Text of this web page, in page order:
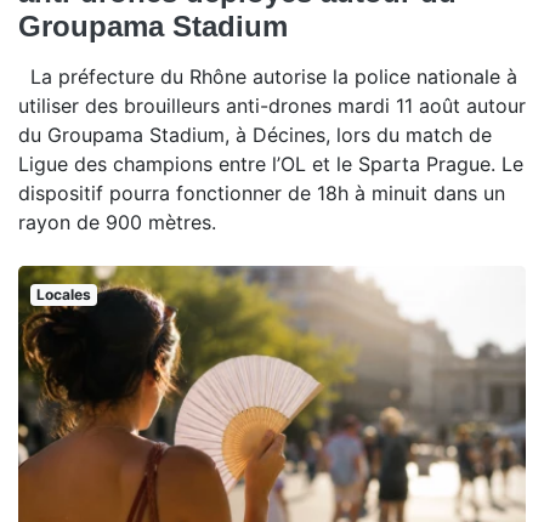
Groupama Stadium
La préfecture du Rhône autorise la police nationale à
utiliser des brouilleurs anti-drones mardi 11 août autour
du Groupama Stadium, à Décines, lors du match de
Ligue des champions entre l’OL et le Sparta Prague. Le
dispositif pourra fonctionner de 18h à minuit dans un
rayon de 900 mètres.
Locales